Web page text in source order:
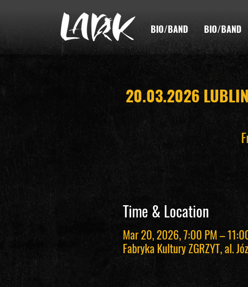
BIO/BAND BIO/BAND
20.03.2026
Time & Location
Mar 20, 2026, 7:00 PM –
Fabryka Kultury ZGRZYT, al.